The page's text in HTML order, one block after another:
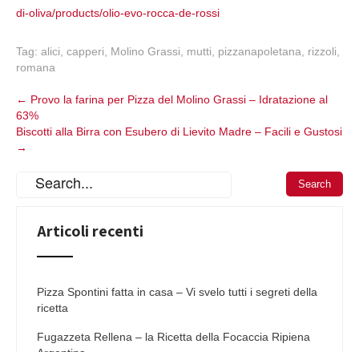
di-oliva/products/olio-evo-rocca-de-rossi
Tag: alici capperi Molino Grassi mutti pizzanapoletana rizzoli
romana
Post
navigation
← Provo la farina per Pizza del Molino Grassi – Idratazione al
63%
Biscotti alla Birra con Esubero di Lievito Madre – Facili e Gustosi
→
Articoli recenti
Pizza Spontini fatta in casa – Vi svelo tutti i segreti della
ricetta
Fugazzeta Rellena – la Ricetta della Focaccia Ripiena